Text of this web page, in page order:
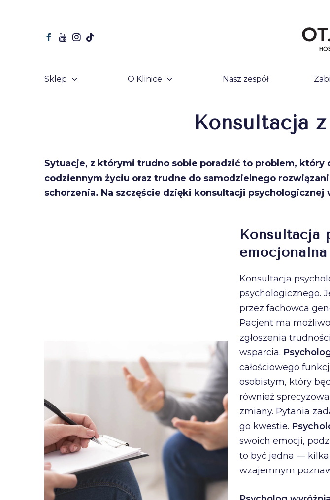
Sklep O Klinice Nasz zespół
Konsultacja
Sytuacje, z którymi trudno sobie poradzić to problem, który
codziennym życiu oraz trudne do samodzielnego
schorzenia. Na szczęście dzięki konsultacji
Konsultacja
emocjonalna
Konsultacja
psychologicznego.
przez fachowca
Pacjent ma
zgłoszenia
wsparcia.
całościowego
osobistym, który
również
zmiany. Pytania
go kwestie.
swoich emocji,
to być jedna — kilka
wzajemnym